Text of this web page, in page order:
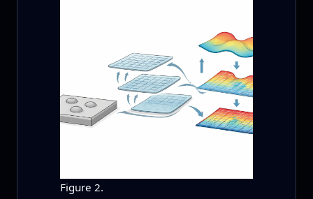
Figure 2.